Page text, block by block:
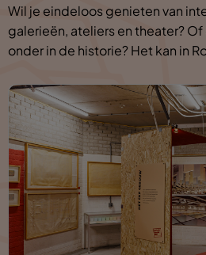
Wil je eindeloos genieten van
galerieën, ateliers en theater?
onder in de historie? Het kan in